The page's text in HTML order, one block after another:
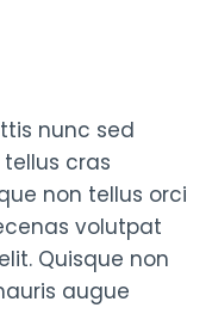
nunc sed
cras
non tellus orci
volutpat
Quisque non
augue